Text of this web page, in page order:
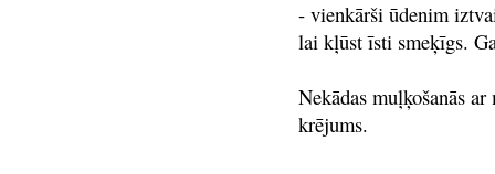
- vienkārši ūdenim
lai kļūst īsti smeķīgs.
Nekādas muļķošanās
krējums.